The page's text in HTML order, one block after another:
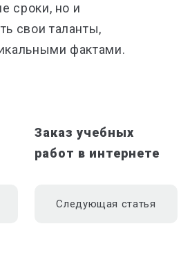
сроки, но и
свои таланты,
фактами.
Заказ учебных
работ в интернете
Следующая статья